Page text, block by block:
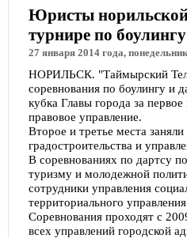
Юристы
турнире по
27 января 2014 года,
НОРИЛЬСК. "Таймырский
соревнования по боулингу и
кубка Главы города за
правовое управление.
Второе и третье места
градостроительства и
В соревнованиях по дартсу
туризму и молодежной
сотрудники управления
территориального
Соревнования проходят с
всех управлений городской